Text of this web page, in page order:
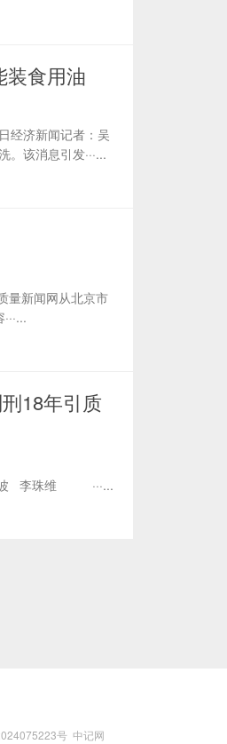
装食用油
经济新闻记者：吴
该消息引发···...
量新闻网从北京市
18年引质
波 李珠维 ···...
号 中记网